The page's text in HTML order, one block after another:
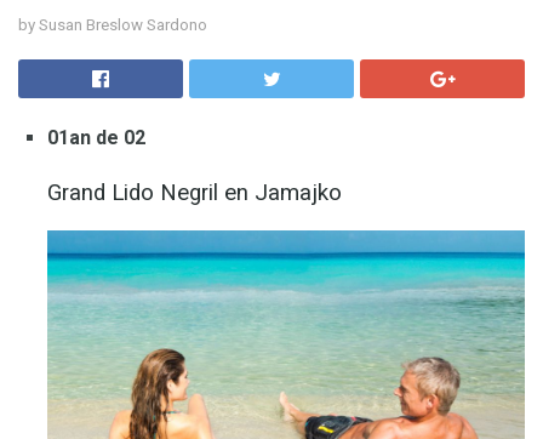
by Susan Breslow Sardono
01an de 02
Grand Lido Negril en Jamajko